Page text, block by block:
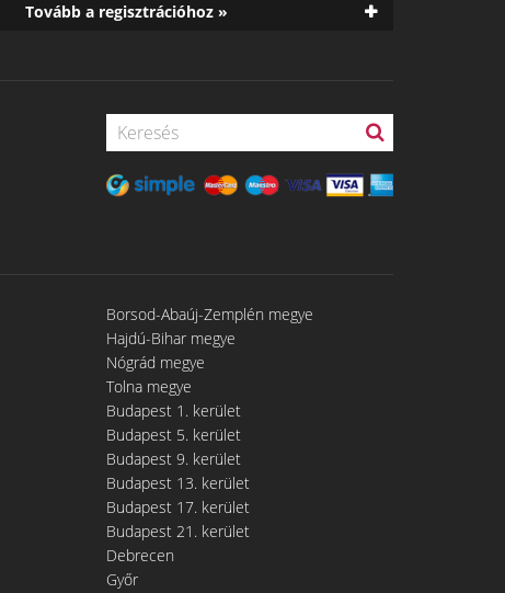
Tovább a regisztrációhoz »
Borsod-Abaúj-Zemplén megye
Hajdú-Bihar megye
Nógrád megye
Tolna megye
Budapest 1. kerület
Budapest 5. kerület
Budapest 9. kerület
Budapest 13. kerület
Budapest 17. kerület
Budapest 21. kerület
Debrecen
Győr